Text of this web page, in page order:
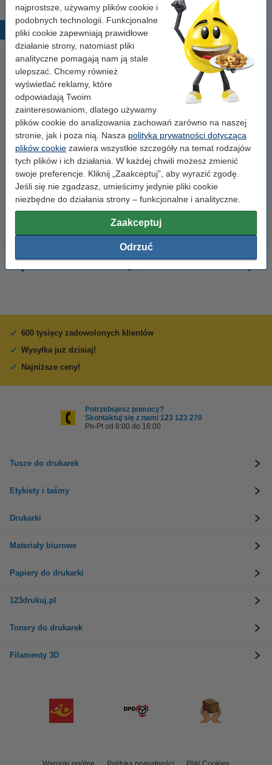
najprostsze, używamy plików cookie i
podobnych technologii. Funkcjonalne
pliki cookie zapewniają prawidłowe
działanie strony, natomiast pliki
analityczne pomagają nam ją stale
ulepszać. Chcemy również
wyświetlać reklamy, które
odpowiadają Twoim
zainteresowaniom, dlatego używamy
plików cookie do analizowania zachowań zarówno na naszej
stronie, jak i poza nią. Nasza polityka prywatności dotycząca
plików cookie zawiera wszystkie szczegóły na temat rodzajów
tych plików i ich działania. W każdej chwili możesz zmienić
swoje preferencje. Kliknij „Zaakceptuj”, aby wyrazić zgodę.
Jeśli się nie zgadzasz, umieścimy jedynie pliki cookie
niezbędne do działania strony – funkcjonalne i analityczne.
Zaakceptuj
Odrzuć
Popularne produkty
Spinacze biurowe 33 mm
okrągłe (100 sztuk), 123drukuj
2,90 zł z VAT
Segregator A4 plastikowy
niebieski 80 mm, 123drukuj
9,90 zł z VAT
600 tysięcy zadowolonych klientów
Wysyłka już dzisiaj!
Najniższe ceny!
Potrzebujesz pomocy?
Skontaktuj się z nami 123 123 270
Pn-Pt od 8:00 do 16:00
Tusze do drukarek
Etykiety i taśmy
Drukarki
Materiały biurowe
Papiery do drukarki
123drukuj.pl
Tonery do drukarek
Filamenty 3D